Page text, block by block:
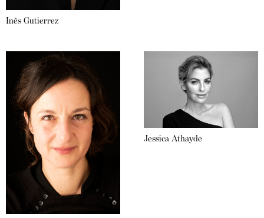
Inês Gutierrez
Jessica Athayde